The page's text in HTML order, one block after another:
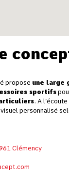
propose une large
sportifs
. A
personnalisé
Clémency